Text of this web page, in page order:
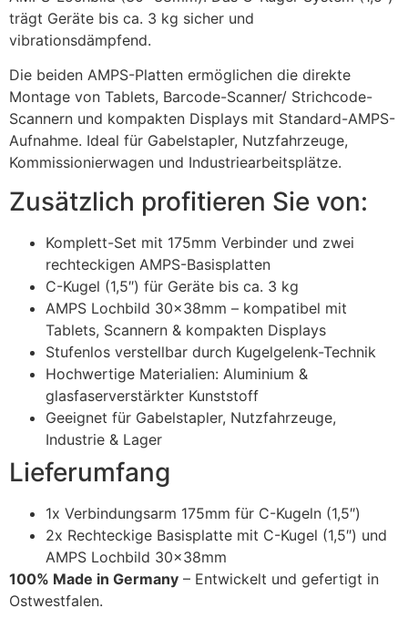
trägt Geräte bis ca. 3 kg sicher und
vibrationsdämpfend.
Die beiden AMPS-Platten ermöglichen die direkte
Montage von Tablets, Barcode-Scanner/ Strichcode-
Scannern und kompakten Displays mit Standard-AMPS-
Aufnahme. Ideal für Gabelstapler, Nutzfahrzeuge,
Kommissionierwagen und Industriearbeitsplätze.
Zusätzlich profitieren Sie von:
Komplett-Set mit 175mm Verbinder und zwei
rechteckigen AMPS-Basisplatten
C-Kugel (1,5″) für Geräte bis ca. 3 kg
AMPS Lochbild 30x38mm – kompatibel mit
Tablets, Scannern & kompakten Displays
Stufenlos verstellbar durch Kugelgelenk-Technik
Hochwertige Materialien: Aluminium &
glasfaserverstärkter Kunststoff
Geeignet für Gabelstapler, Nutzfahrzeuge,
Industrie & Lager
Lieferumfang
1x Verbindungsarm 175mm für C-Kugeln (1,5″)
2x Rechteckige Basisplatte mit C-Kugel (1,5″) und
AMPS Lochbild 30x38mm
100% Made in Germany – Entwickelt und gefertigt in
Ostwestfalen.